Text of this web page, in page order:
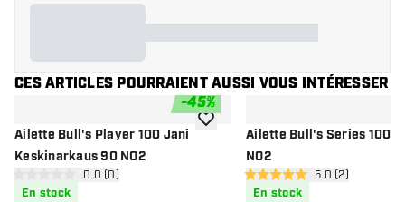
CES ARTICLES POURRAIENT AUSSI VOUS INTÉRESSER
-45%
Ailette Bull's Player 100 Jani
Keskinarkaus 90 NO2
ouvrir le panneau des avis
0 étoiles de notation
0.0 (0)
En stock
ajouter à la liste de souhaits
Ailette Bull's Series 100
NO2
ouvrir le
5 étoiles de notation
5.0 (2)
En stock